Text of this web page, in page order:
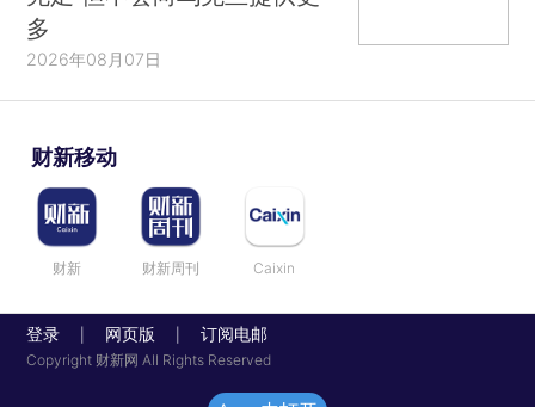
多
2026年08月07日
财新移动
财新 财新周刊 Caixin
登录 网页版 订阅电邮
Copyright 财新网 All Rights Reserved